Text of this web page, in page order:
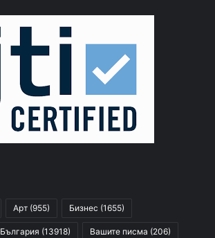
Арт (955) Бизнес (1655)
България (13918) Вашите писма (206)